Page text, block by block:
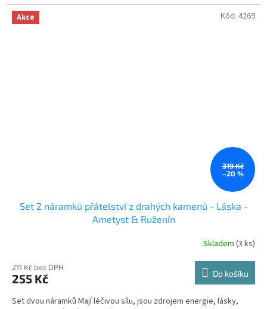
Akce
319 Kč
–20 %
Set 2 náramků přátelství z drahých kamenů - Láska -
Ametyst & Ruženín
Skladem (3 ks)
211 Kč bez DPH
255 Kč Do košíku
Set dvou náramků Mají léčivou sílu, jsou zdrojem energie, lásky,
Kód: 4269